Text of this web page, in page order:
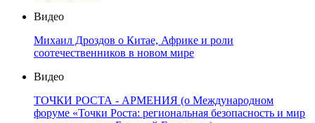
Видео
Михаил Дроздов о Китае, Африке и роли
соотечественников в новом мире
Видео
ТОЧКИ РОСТА - АРМЕНИЯ (о Международном
форуме «Точки Роста: региональная безопасность и мир